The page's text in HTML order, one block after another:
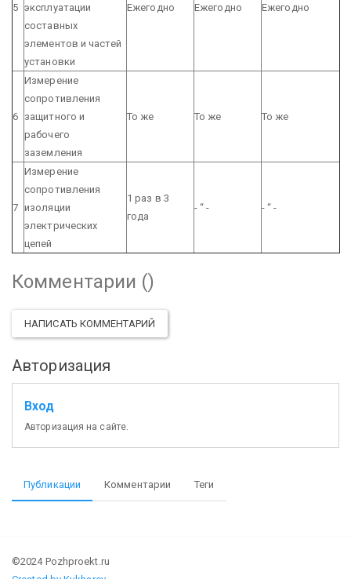
5 эксплуатации
составных
элементов и частей
установки
Ежегодно Ежегодно Ежегодно
6
Измерение
сопротивления
защитного и
рабочего
заземления
То же То же То же
7
Измерение
сопротивления
изоляции
электрических
цепей
1 раз в 3
года
- “ - - “ -
Комментарии ()
НАПИСАТЬ КОММЕНТАРИЙ
Авторизация
Вход
Авторизация на сайте.
Публикации Комментарии Теги
©2024 Pozhproekt.ru